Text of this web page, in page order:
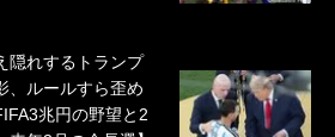
隠れするトランプ
、ルールすら歪め
兆円の野望と2